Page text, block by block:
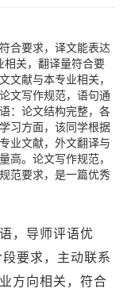
合要求，译文能表达
相关，翻译量符合要
文献与本专业相关，
文写作规范，语句通
：论文结构完整，各
习方面，该同学根据
业文献，外文翻译与
高。论文写作规范，
范要求，是一篇优秀
，导师评语优
要求，主动联系
方向相关，符合